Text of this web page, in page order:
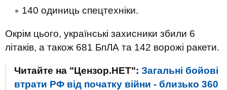
140 одиниць спецтехніки.
Окрім цього, українські захисники збили 6
літаків, а також 681 БпЛА та 142 ворожі ракети.
Читайте на "Цензор.НЕТ": Загальні бойові
втрати РФ від початку війни - близько 360